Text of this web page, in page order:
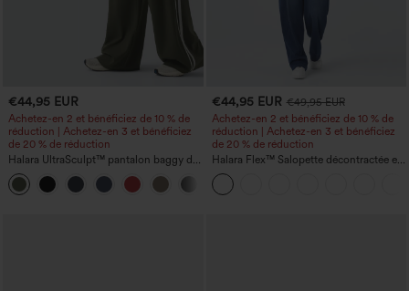
€44,95 EUR
Achetez-en 2 et bénéficiez de 10 % de
réduction | Achetez-en 3 et bénéficiez
de 20 % de réduction
Halara UltraSculpt™ pantalon baggy de
yoga taille haute à effet gainant pour le
ventre, à rayures color block, avec
poches
€44,95 EUR €49,95 EUR
Achetez-en 2 et bénéficiez de 10 % de
réduction | Achetez-en 3 et bénéficiez
de 20 % de réduction
Halara Flex™ Salopette décontractée en
denim lavé à encolure en V avec poche